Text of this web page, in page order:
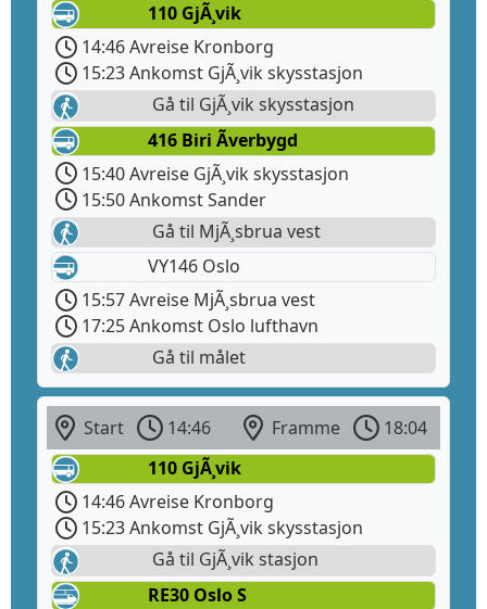
110 GjÃ¸vik
14:46 Avreise Kronborg
15:23 Ankomst GjÃ¸vik skysstasjon
Gå til GjÃ¸vik skysstasjon
416 Biri Ãverbygd
15:40 Avreise GjÃ¸vik skysstasjon
15:50 Ankomst Sander
Gå til MjÃ¸sbrua vest
VY146 Oslo
15:57 Avreise MjÃ¸sbrua vest
17:25 Ankomst Oslo lufthavn
Gå til målet
Start 14:46 Framme
18:04
110 GjÃ¸vik
14:46 Avreise Kronborg
15:23 Ankomst GjÃ¸vik skysstasjon
Gå til GjÃ¸vik stasjon
RE30 Oslo S